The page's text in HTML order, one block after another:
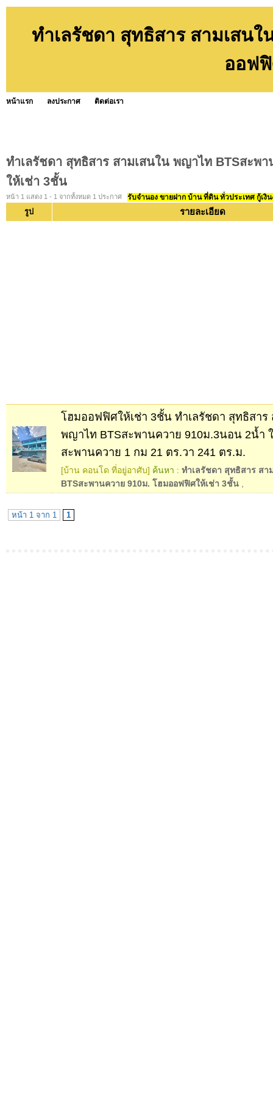
ทำเลรัชดา สุทธิสาร สามเสน
ออฟ
หน้าแรก ลงประกาศ ติดต่อเรา
ทำเลรัชดา สุทธิสาร สามเสนใน พญาไท BTSสะพ
ให้เช่า 3ชั้น
หน้า 1 แสดง 1 - 1 จากทั้งหมด 1 ประกาศ รับจำนอง ขายฝาก บ้าน ที่ดิน ทั่วประเทศ กู้เงิ
รูป รายละเอียด
โฮมออฟฟิศให้เช่า 3ชั้น ทำเลรัชดา สุทธิสาร
พญาไท BTSสะพานควาย 910ม.3นอน 2น้ำ
สะพานควาย 1 กม 21 ตร.วา 241 ตร.ม.
[บ้าน คอนโด ที่อยู่อาศับ] ค้นหา : ทำเลรัชดา สุทธิสาร สา
BTSสะพานควาย 910ม. โฮมออฟฟิศให้เช่า 3ชั้น
หน้า 1 จาก 1 1